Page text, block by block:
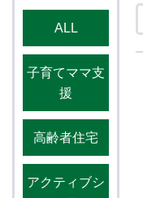
ALL
子育てママ支
援
高齢者住宅
アクティブシ